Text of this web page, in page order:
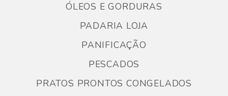
ÓLEOS E GORDURAS
PADARIA LOJA
PANIFICAÇÃO
PESCADOS
PRATOS PRONTOS CONGELADOS